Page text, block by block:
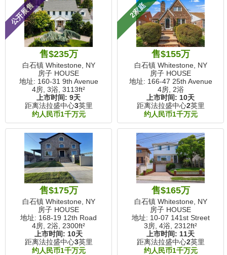
公开展售
售$235万
白石镇 Whitestone, NY
房子 HOUSE
地址: 160-31 9th Avenue
4房, 3浴, 3113ft²
上市时间: 9天
距离法拉盛中心3英里
约人民币1千万元
2家庭
售$155万
白石镇 Whitestone, NY
房子 HOUSE
地址: 166-47 25th Avenue
4房, 2浴
上市时间: 10天
距离法拉盛中心2英里
约人民币1千万元
售$175万
白石镇 Whitestone, NY
房子 HOUSE
地址: 168-19 12th Road
4房, 2浴, 2300ft²
上市时间: 10天
距离法拉盛中心3英里
约人民币1千万元
售$165万
白石镇 Whitestone, NY
房子 HOUSE
地址: 10-07 141st Street
3房, 4浴, 2312ft²
上市时间: 11天
距离法拉盛中心2英里
约人民币1千万元